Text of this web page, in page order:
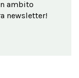
ambito
newsletter!